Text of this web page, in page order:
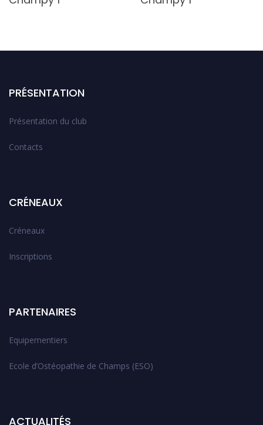
PRÉSENTATION
Présentation du club
Contacts
CRÉNEAUX
Créneaux
Inscriptions
PARTENAIRES
Equipementiers
Ecole d’Ostéopathie de Champs (ESO)
ACTUALITÉS